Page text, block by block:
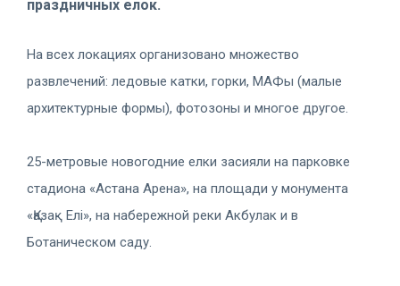
праздничных елок.
На всех локациях организовано множество
развлечений: ледовые катки, горки, МАФы (малые
архитектурные формы), фотозоны и многое другое.
25-метровые новогодние елки засияли на парковке
стадиона «Астана Арена», на площади у монумента
«Қазақ Елі», на набережной реки Акбулак и в
Ботаническом саду.